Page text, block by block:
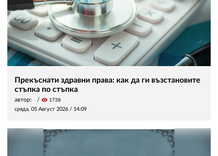
Прекъснати здравни права: как да ги възстановите
стъпка по стъпка
автор: visibility 1738
сряда, 05 Август 2026 / 14:09